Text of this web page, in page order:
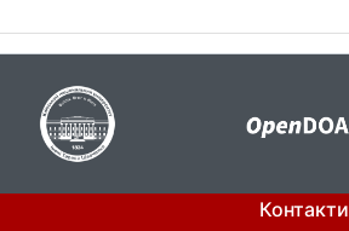
Контакти